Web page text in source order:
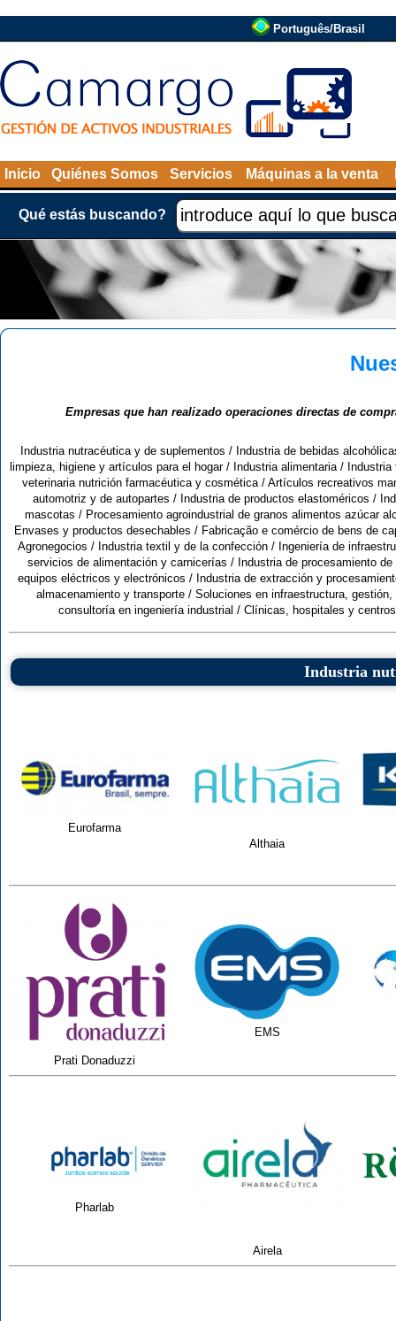
Português/Brasil
Inicio Quiénes Somos Servicios Máquinas a la venta
Qué estás buscando?
Empresas que han realizado operaciones directas de
Industria nutracéutica y de suplementos / Industria de bebidas
limpieza, higiene y artículos para el hogar/ Industria alimentaria/
veterinaria nutrición farmacéutica y cosmética/ Artículos recreativos
automotriz y de autopartes / Industria de productos elastoméricos /
mascotas / Procesamiento agroindustrial de granos alimentos azúcar
Envases y productos desechables / Fabricação e comércio de bens de
Agronegocios / Industria textil y de la confección / Ingeniería de
servicios de alimentación y carnicerías / Industria de procesamiento
equipos eléctricos y electrónicos / Industria de extracción y
almacenamiento y transporte /Soluciones en infraestructura,
consultoría en ingeniería industrial / Clínicas, hospitales y
Industria
Eurofarma
Althaia
Prati Donaduzzi
EMS
Pharlab
Airela